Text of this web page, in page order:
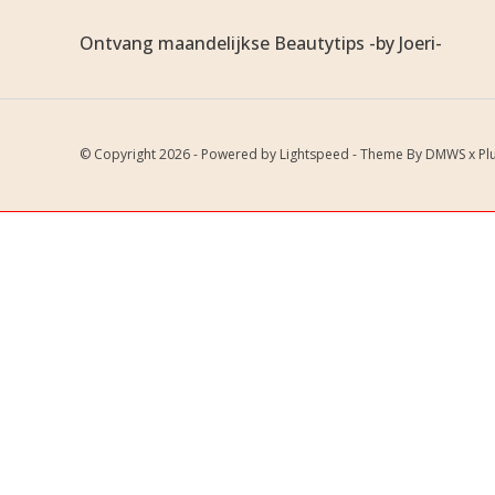
Ontvang maandelijkse Beautytips -by Joeri-
© Copyright 2026 - Powered by Lightspeed - Theme By DMWSx